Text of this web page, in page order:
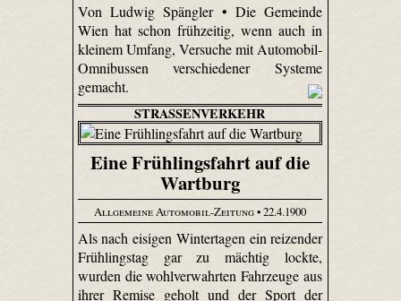
Von Ludwig Spängler • Die Gemeinde
Wien hat schon frühzeitig, wenn auch in
kleinem Umfang, Versuche mit Automobil-
Omnibussen verschiedener Systeme
gemacht.
STRASSENVERKEHR
Eine Frühlingsfahrt auf die
Wartburg
Allgemeine Automobil-Zeitung• 22.4.1900
Als nach eisigen Wintertagen ein reizender
Frühlingstag gar zu mächtig lockte,
wurden die wohlverwahrten Fahrzeuge aus
ihrer Remise geholt und der Sport der